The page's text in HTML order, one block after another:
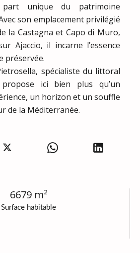
Surface habitable
6679 m²
unique du patrimoine
son emplacement privilégié
la Castagna et Capo di Muro,
Ajaccio, il incarne l’essence
préservée.
spécialiste du littoral
ici bien plus qu’un
un horizon et un souffle
de la Méditerranée.